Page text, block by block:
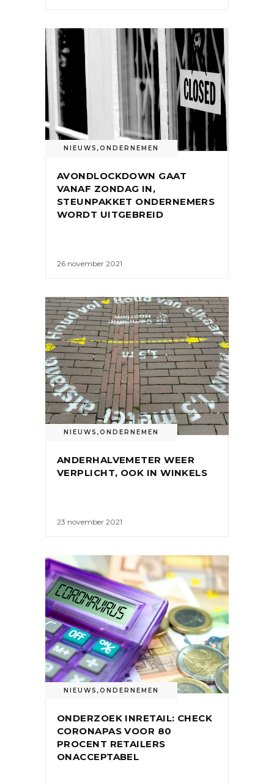
NIEUWS ,ONDERNEMEN
AVONDLOCKDOWN GAAT
VANAF ZONDAG IN,
STEUNPAKKET ONDERNEMERS
WORDT UITGEBREID
26 november 2021
NIEUWS ,ONDERNEMEN
ANDERHALVEMETER WEER
VERPLICHT, OOK IN WINKELS
23 november 2021
NIEUWS ,ONDERNEMEN
ONDERZOEK INRETAIL: CHECK
CORONAPAS VOOR 80
PROCENT RETAILERS
ONACCEPTABEL